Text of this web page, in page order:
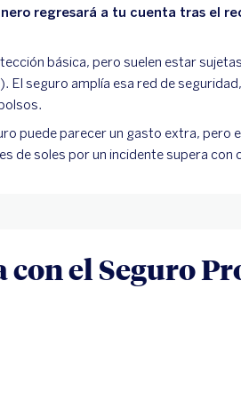
regresará a tu cuenta tras el
básica, pero suelen estar
seguro amplía esa red de seguridad,
puede parecer un gasto extra, pero
de soles por un incidente supera con
el Seguro